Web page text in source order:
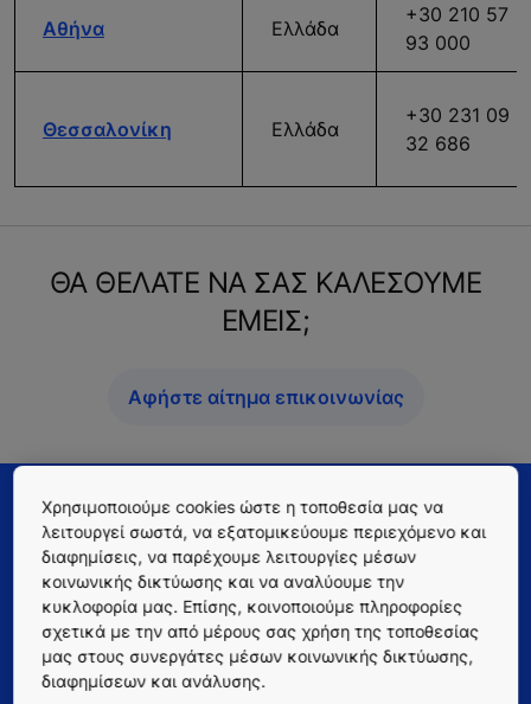
Αθήνα Ελλάδα
+30 210 57
93 000
Θεσσαλονίκη Ελλάδα
+30 231 09
32 686
ΘΑ ΘΕΛΑΤΕ ΝΑ ΣΑΣ ΚΑΛΕΣΟΥΜΕ
ΕΜΕΙΣ;
Αφήστε αίτημα επικοινωνίας
Quick Links
Χρησιμοποιούμε cookies ώστε η τοποθεσία μας να
λειτουργεί σωστά, να εξατομικεύουμε περιεχόμενο και
διαφημίσεις, να παρέχουμε λειτουργίες μέσων
κοινωνικής δικτύωσης και να αναλύουμε την
κυκλοφορία μας. Επίσης, κοινοποιούμε πληροφορίες
σχετικά με την από μέρους σας χρήση της τοποθεσίας
μας στους συνεργάτες μέσων κοινωνικής δικτύωσης,
διαφημίσεων και ανάλυσης.